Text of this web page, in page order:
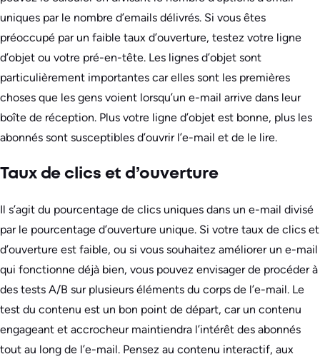
uniques par le nombre d’emails délivrés. Si vous êtes
préoccupé par un faible taux d’ouverture, testez votre ligne
d’objet ou votre pré-en-tête. Les lignes d’objet sont
particulièrement importantes car elles sont les premières
choses que les gens voient lorsqu’un e-mail arrive dans leur
boîte de réception. Plus votre ligne d’objet est bonne, plus les
abonnés sont susceptibles d’ouvrir l’e-mail et de le lire.
Taux de clics et d’ouverture
Il s’agit du pourcentage de clics uniques dans un e-mail divisé
par le pourcentage d’ouverture unique. Si votre taux de clics et
d’ouverture est faible, ou si vous souhaitez améliorer un e-mail
qui fonctionne déjà bien, vous pouvez envisager de procéder à
des tests A/B sur plusieurs éléments du corps de l’e-mail. Le
test du contenu est un bon point de départ, car un contenu
engageant et accrocheur maintiendra l’intérêt des abonnés
tout au long de l’e-mail. Pensez au contenu interactif, aux